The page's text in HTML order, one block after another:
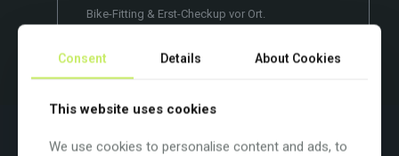
Bike-Fitting & Erst-Checkup vor Ort.
Beschreibung Zusätzliche Informationen
Consent Details About Cookies
This website uses cookies
We use cookies to personalise content and ads, to